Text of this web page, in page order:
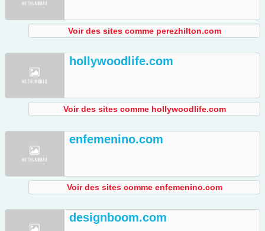
Voir des sites comme perezhilton.com
hollywoodlife.com
Voir des sites comme hollywoodlife.com
enfemenino.com
Voir des sites comme enfemenino.com
designboom.com